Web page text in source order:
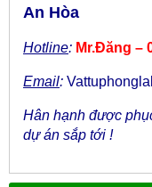
An Hòa
Hotline: Mr.Đăng –
Email:
Hân hạnh được
dự án sắp tới !